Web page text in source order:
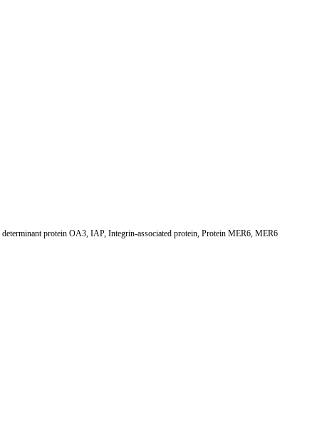
protein OA3, IAP, Integrin-associated protein, Protein MER6, MER6